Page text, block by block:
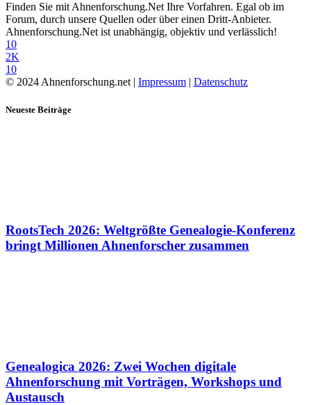
Finden Sie mit Ahnenforschung.Net Ihre Vorfahren. Egal ob im
Forum, durch unsere Quellen oder über einen Dritt-Anbieter.
Ahnenforschung.Net ist unabhängig, objektiv und verlässlich!
10
2K
10
© 2024 Ahnenforschung.net | Impressum | Datenschutz
Neueste Beiträge
RootsTech 2026: Weltgrößte Genealogie-Konferenz
bringt Millionen Ahnenforscher zusammen
Genealogica 2026: Zwei Wochen digitale
Ahnenforschung mit Vorträgen, Workshops und
Austausch